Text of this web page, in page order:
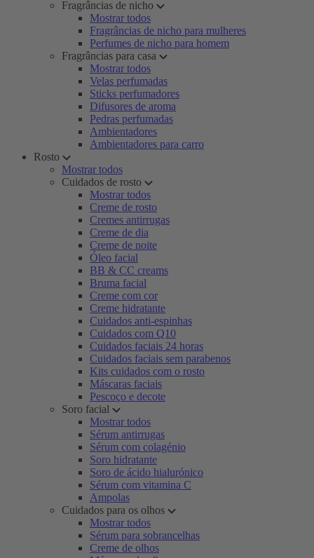
Fragrâncias de nicho
Mostrar todos
Fragrâncias de nicho para mulheres
Perfumes de nicho para homem
Fragrâncias para casa
Mostrar todos
Velas perfumadas
Sticks perfumadores
Difusores de aroma
Pedras perfumadas
Ambientadores
Ambientadores para carro
Rosto
Mostrar todos
Cuidados de rosto
Mostrar todos
Creme de rosto
Cremes antirrugas
Creme de dia
Creme de noite
Óleo facial
BB & CC creams
Bruma facial
Creme com cor
Creme hidratante
Cuidados anti-espinhas
Cuidados com Q10
Cuidados faciais 24 horas
Cuidados faciais sem parabenos
Kits cuidados com o rosto
Máscaras faciais
Pescoço e decote
Soro facial
Mostrar todos
Sérum antirrugas
Sérum com colagénio
Soro hidratante
Soro de ácido hialurónico
Sérum com vitamina C
Ampolas
Cuidados para os olhos
Mostrar todos
Sérum para sobrancelhas
Creme de olhos